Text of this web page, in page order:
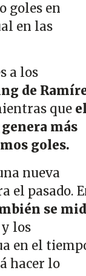
goles en
en las
a los
de
que el
más
goles.
nueva
el pasado.
se
los
en el
hacer lo